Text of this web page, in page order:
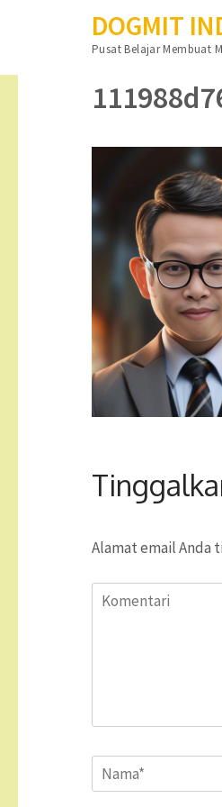
konten
DOGMIT
Pusat Belajar Membuat
Alamat email Anda
Komentari
Name*